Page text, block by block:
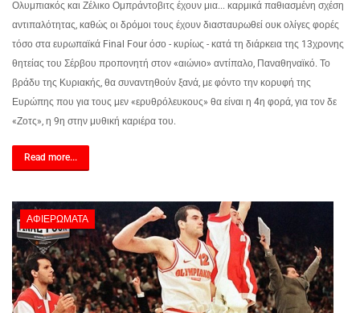
Ολυμπιακός και Ζέλικο Ομπράντοβιτς έχουν μια... καρμικά παθιασμένη σχέση
αντιπαλότητας, καθώς οι δρόμοι τους έχουν διασταυρωθεί ουκ ολίγες φορές
τόσο στα ευρωπαϊκά Final Four όσο - κυρίως - κατά τη διάρκεια της 13χρονης
θητείας του Σέρβου προπονητή στον «αιώνιο» αντίπαλο, Παναθηναϊκό. Το
βράδυ της Κυριακής, θα συναντηθούν ξανά, με φόντο την κορυφή της
Ευρώπης που για τους μεν «ερυθρόλευκους» θα είναι η 4η φορά, για τον δε
«Ζοτς», η 9η στην μυθική καριέρα του.
Read more...
ΑΦΙΕΡΏΜΑΤΑ